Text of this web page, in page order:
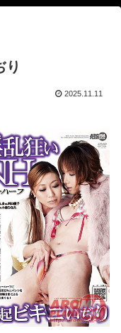
【マレーシア】 交通トラブルで激高、危険運転の末に側溝へ転落 車は大破、男に重い法的責任も
【話題】 河内長野市で警官が包丁男に発砲したシーンのモザ無し映像が公開される。
元日向坂46・松田好花、食中毒で「腹痛とおう吐と下痢が止まらない」原因は夏の風物詩だった
もう合葬墓ばかり
【動画】 グラドルのエ●チは凄い！極上のお●ぱいに綺麗な体の無防備な姿はエ□ぃ！
【朗報】 小坂菜緒の最新グラビア、ノースリーブが大変なことになってるって...
【食料品消費税減税】 政府が基本方針決定 来年4月から2年間1％に8月5日
り
2025.11.11